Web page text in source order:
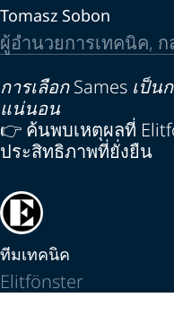
Tomasz Sobon
ผู้อำนวยการเทคนิค, ก
การเลือก Sames เป็
แน่นอน
👉 ค้นพบเหตุผลที่
ประสิทธิภาพที่ยั่งยืน
ทีมเทคนิค
Elitfönster